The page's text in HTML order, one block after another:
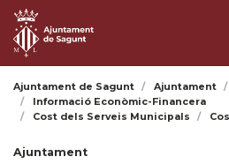
Ajuntament de Sagunt Ajuntament
Informació Econòmic-Financera
Cost dels Serveis Municipals
Ajuntament